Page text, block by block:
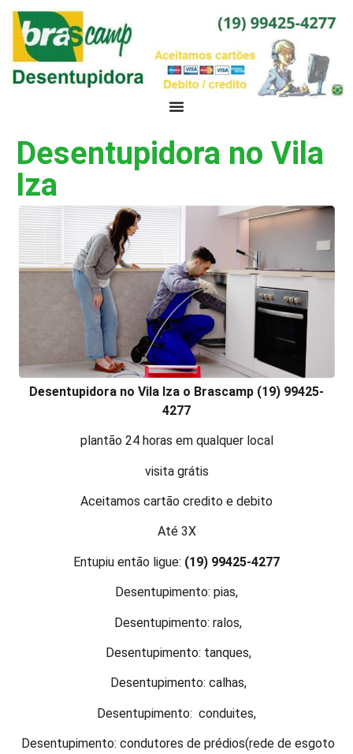
Desentupidora no Vila
Iza
Desentupidora no Vila Iza o Brascamp (19) 99425-
4277
plantão 24 horas em qualquer local
visita grátis
Aceitamos cartão credito e debito
Até 3X
Entupiu então ligue: (19) 99425-4277
Desentupimento: pias,
Desentupimento: ralos,
Desentupimento: tanques,
Desentupimento: calhas,
Desentupimento: conduites,
Desentupimento: condutores de prédios(rede de esgoto